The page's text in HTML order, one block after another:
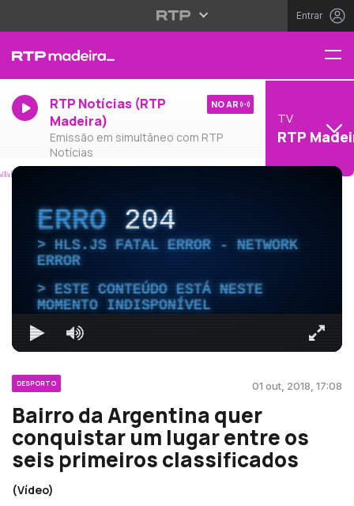
Entrar
RTP Notícias (RTP
Madeira)
Emissão em simultâneo com RTP
Notícias
NO AR
TV
RTP
ERRO204
HLS.JS FATAL ERROR - NETWORK
ERROR
ESTE CONTEÚDO ESTÁ NESTE
MOMENTO INDISPONÍVEL
DESPORTO 01 out, 2018, 17:08
Bairro da Argentina quer
conquistar um lugar entre os
seis primeiros classificados
(Vídeo)